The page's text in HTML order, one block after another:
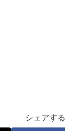
シェアする